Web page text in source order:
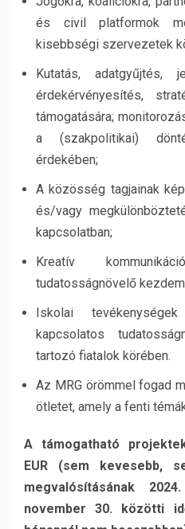
és civil platformok
kisebbségi szervezetek
Kutatás, adatgyűjtés,
érdekérvényesítés,
támogatására;
a (szakpolitikai)
érdekében;
A közösség tagjainak
és/vagy
kapcsolatban;
Kreatív
tudatosságnövelő
Iskolai
kapcsolatos
tartozó fiatalok körében.
Az MRG örömmel fogad
ötletet, amely a fenti
A támogatható
EUR (sem kevesebb,
megvalósításának
november 30. közötti